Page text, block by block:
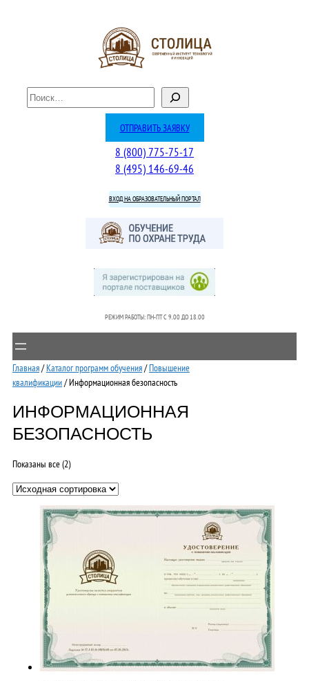
П
о
ОТПРАВИТЬ ЗАЯВКУ
8 (800) 775-75-17
8 (495) 146-69-46
ВХОД НА ОБРАЗОВАТЕЛЬНЫЙ ПОРТАЛ
РЕЖИМ РАБОТЫ: ПН-ПТ C 9.00 ДО 18.00
Главная/Каталог программ обучения/Повышение
квалификации/ Информационная безопасность
ИНФОРМАЦИОННАЯ
БЕЗОПАСНОСТЬ
Показаны все (2)